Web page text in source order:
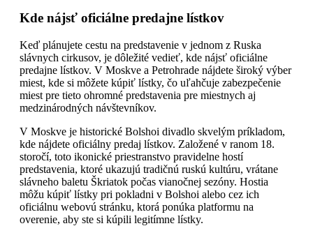
Kde nájsť oficiálne predajne lístkov
Keď plánujete cestu na predstavenie v jednom z Ruska
slávnych cirkusov, je dôležité vedieť, kde nájsť oficiálne
predajne lístkov. V Moskve a Petrohrade nájdete široký výber
miest, kde si môžete kúpiť lístky, čo uľahčuje zabezpečenie
miest pre tieto ohromné predstavenia pre miestnych aj
medzinárodných návštevníkov.
V Moskve je historické Bolshoi divadlo skvelým príkladom,
kde nájdete oficiálny predaj lístkov. Založené v ranom 18.
storočí, toto ikonické priestranstvo pravidelne hostí
predstavenia, ktoré ukazujú tradičnú ruskú kultúru, vrátane
slávneho baletu Škriatok počas vianočnej sezóny. Hostia
môžu kúpiť lístky pri pokladni v Bolshoi alebo cez ich
oficiálnu webovú stránku, ktorá ponúka platformu na
overenie, aby ste si kúpili legitímne lístky.